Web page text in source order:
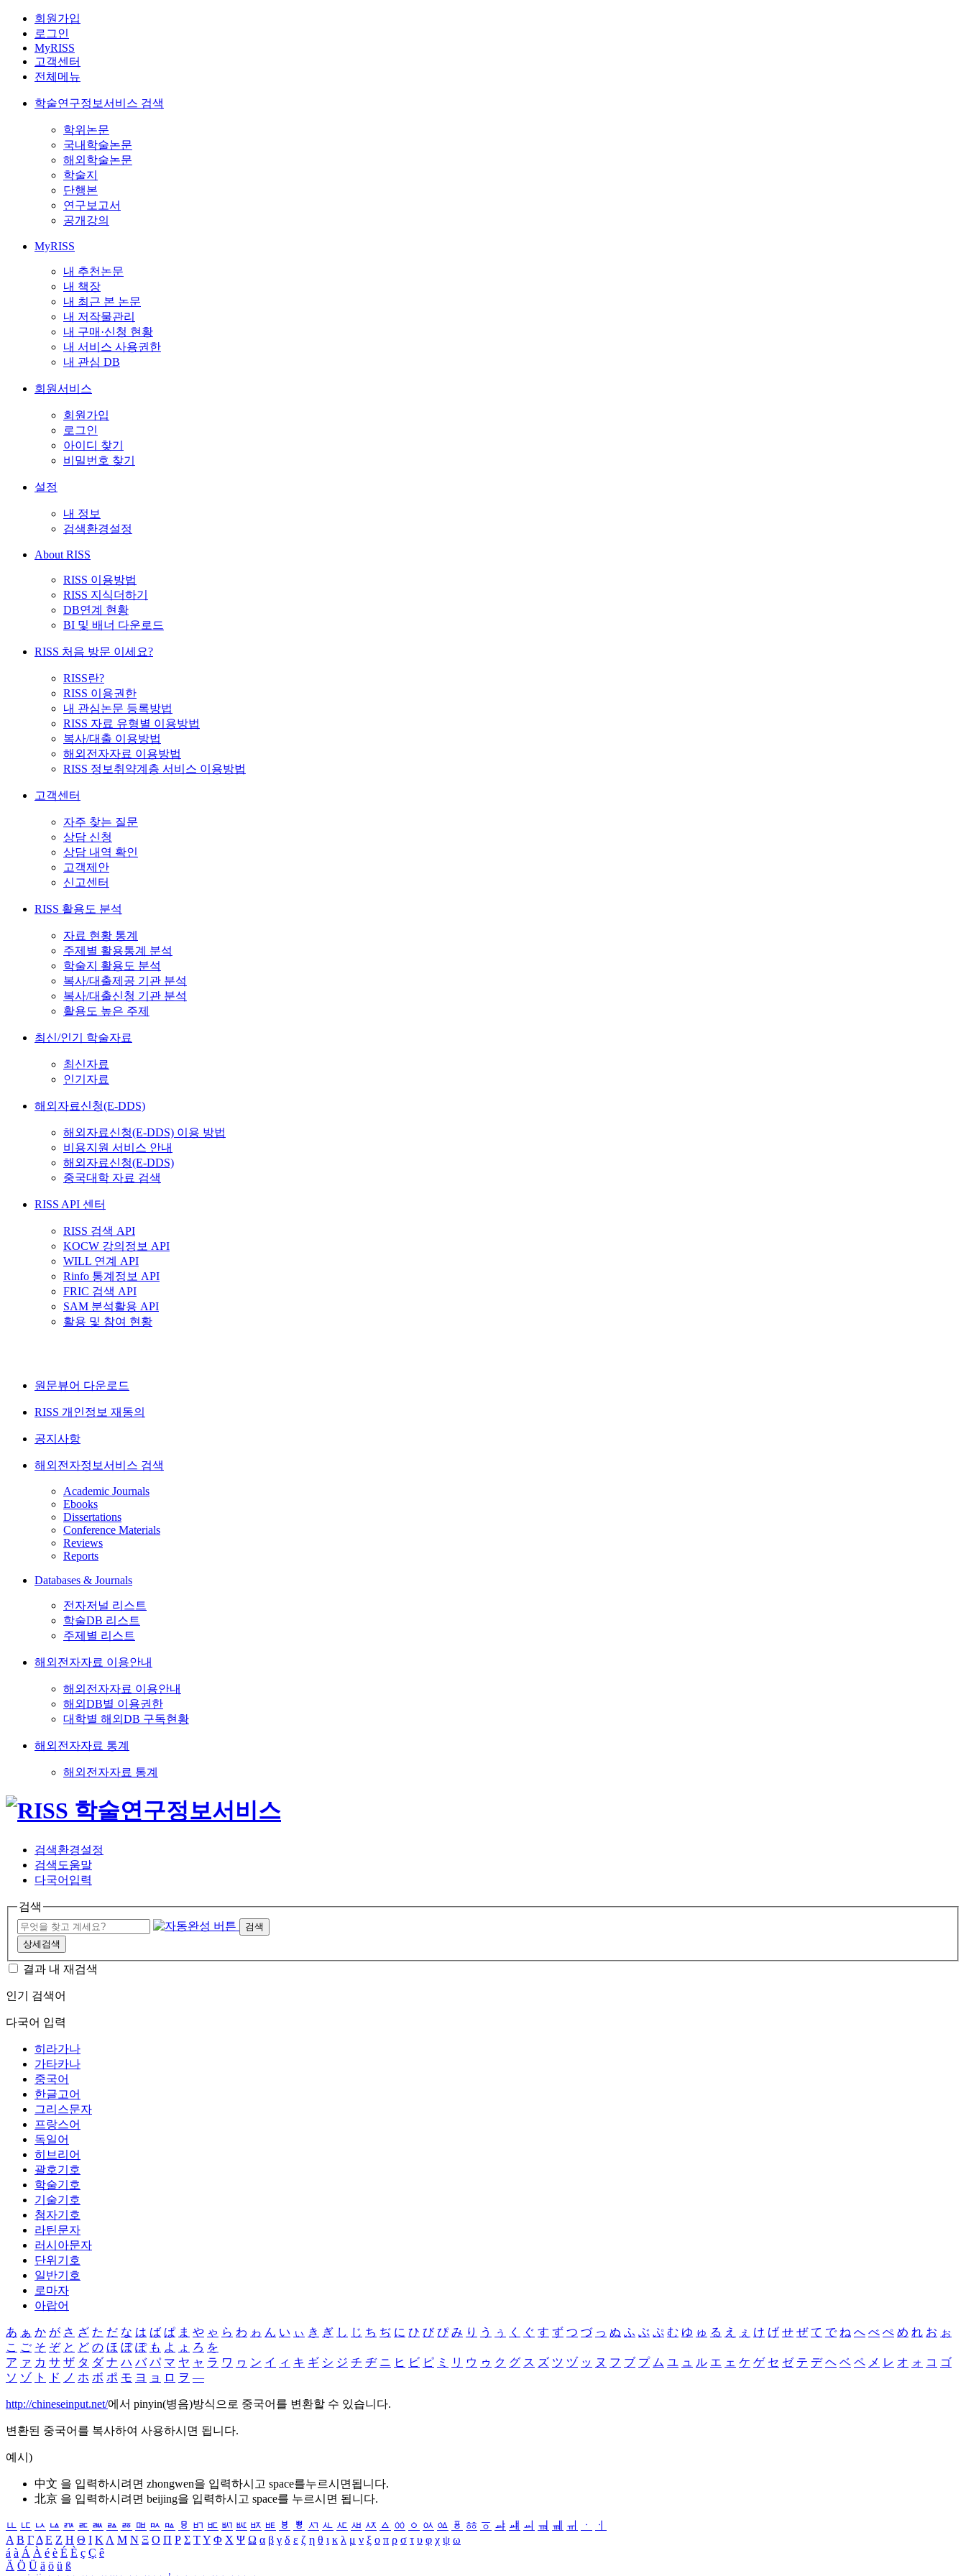
회원가입
로그인
MyRISS
고객센터
전체메뉴
학술연구정보서비스 검색
학위논문
국내학술논문
해외학술논문
학술지
단행본
연구보고서
공개강의
MyRISS
내 추천논문
내 책장
내 최근 본 논문
내 저작물관리
내 구매·신청 현황
내 서비스 사용권한
내 관심 DB
회원서비스
회원가입
로그인
아이디 찾기
비밀번호 찾기
설정
내 정보
검색환경설정
About RISS
RISS 이용방법
RISS 지식더하기
DB연계 현황
BI 및 배너 다운로드
RISS 처음 방문 이세요?
RISS란?
RISS 이용권한
내 관심논문 등록방법
RISS 자료 유형별 이용방법
복사/대출 이용방법
해외전자자료 이용방법
RISS 정보취약계층 서비스 이용방법
고객센터
자주 찾는 질문
상담 신청
상담 내역 확인
고객제안
신고센터
RISS 활용도 분석
자료 현황 통계
주제별 활용통계 분석
학술지 활용도 분석
복사/대출제공 기관 분석
복사/대출신청 기관 분석
활용도 높은 주제
최신/인기 학술자료
최신자료
인기자료
해외자료신청(E-DDS)
해외자료신청(E-DDS) 이용 방법
비용지원 서비스 안내
해외자료신청(E-DDS)
중국대학 자료 검색
RISS API 센터
RISS 검색 API
KOCW 강의정보 API
WILL 연계 API
Rinfo 통계정보 API
FRIC 검색 API
SAM 분석활용 API
활용 및 참여 현황
원문뷰어 다운로드
RISS 개인정보 재동의
공지사항
해외전자정보서비스 검색
Academic Journals
Ebooks
Dissertations
Conference Materials
Reviews
Reports
Databases & Journals
전자저널 리스트
학술DB 리스트
주제별 리스트
해외전자자료 이용안내
해외전자자료 이용안내
해외DB별 이용권한
대학별 해외DB 구독현황
해외전자자료 통계
해외전자자료 통계
검색환경설정
검색도움말
다국어입력
검색
검색
상세검색
결과 내 재검색
인기 검색어
다국어 입력
히라가나
가타카나
중국어
한글고어
그리스문자
프랑스어
독일어
히브리어
괄호기호
학술기호
기술기호
첨자기호
라틴문자
러시아문자
단위기호
일반기호
로마자
아랍어
あ ぁ か が さ ざ た だ な は ば ぱ ま や ゃ ら わ ゎ ん い ぃ き ぎ し じ ち ぢ に ひ び ぴ み り う ぅ く ぐ す ず つ づ っ ぬ ふ ぶ ぷ む ゆ ゅ る え ぇ け げ せ ぜ て で ね へ べ ぺ め れ お ぉ
こ ご そ ぞ と ど の ほ ぼ ぽ も よ ょ ろ を
ア ァ カ サ ザ タ ダ ナ ハ バ パ マ ヤ ャ ラ ワ ヮ ン イ ィ キ ギ シ ジ チ ヂ ニ ヒ ビ ピ ミ リ ウ ゥ ク グ ス ズ ツ ヅ ッ ヌ フ ブ プ ム ユ ュ ル エ ェ ケ ゲ セ ゼ テ デ ヘ ベ ペ メ レ オ ォ コ ゴ
ソ ゾ ト ド ノ ホ ボ ポ モ ヨ ョ ロ ヲ ―
http://chineseinput.net/에서 pinyin(병음)방식으로 중국어를 변환할 수 있습니다.
변환된 중국어를 복사하여 사용하시면 됩니다.
예시)
中文 을 입력하시려면 zhongwen을 입력하시고 space를누르시면됩니다.
北京 을 입력하시려면 beijing을 입력하시고 space를 누르시면 됩니다.
ㅥ ㅦ ㅧ ㅨ ㅩ ㅪ ㅫ ㅬ ㅭ ㅮ ㅯ ㅰ ㅱ ㅲ ㅳ ㅴ ㅵ ㅶ ㅷ ㅸ ㅹ ㅺ ㅻ ㅼ ㅽ ㅾ ㅿ ㆀ ㆁ ㆂ ㆃ ㆄ ㆅ ㆆ ㆇ ㆈ ㆉ ㆊ ㆋ ㆌ ㆍ
ㆎ
Α Β ΓΔ Ε Ζ Η Θ Ι ΚΛ Μ Ν Ξ Ο Π Ρ Σ ΤΥ Φ Χ Ψ Ω α β γ δ ε ζ η θ ι κ λ μ ν ξ ο π ρ σ τ υ φ χ ψ ω
á à Á À é è É È ç Ç ê
Ä Ö Ü ä ö ü ß